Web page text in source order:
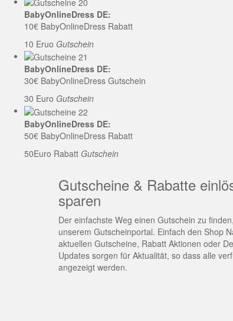
BabyOnlineDress DE:
10€ BabyOnlineDress Rabatt
10 Eruo Gutschein
BabyOnlineDress DE:
30€ BabyOnlineDress Gutschein
30 Euro Gutschein
BabyOnlineDress DE:
50€ BabyOnlineDress Rabatt
50Euro Rabatt Gutschein
Gutscheine & Rabatte
sparen
Der einfachste Weg einen Gutschein zu
unserem Gutscheinportal. Einfach den Shop
aktuellen Gutscheine, Rabatt Aktionen oder
Updates sorgen für Aktualität, so dass alle
angezeigt werden.